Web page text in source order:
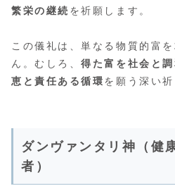
繁栄の継続 を祈願します。
この儀礼は、単なる物質的富
ん。むしろ、得た富を社会と
恵と責任ある循環を願う深い
ダンヴァンタリ神（健
者）